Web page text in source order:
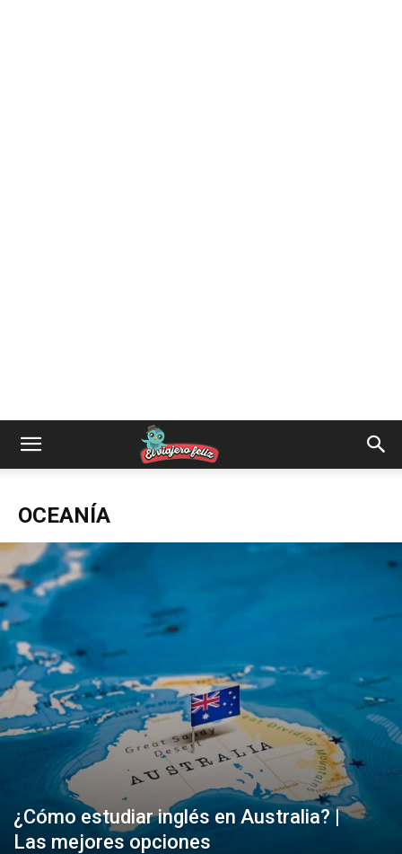
OCEANÍA
¿Cómo estudiar inglés en Australia? |
Las mejores opciones